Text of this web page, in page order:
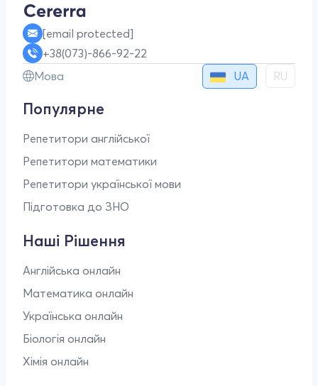
[email protected]
+38(073)-866-92-22
Мова
UA RU
Популярне
Репетитори англійської
Репетитори математики
Репетитори української мови
Підготовка до ЗНО
Наші Рішення
Англійська онлайн
Математика онлайн
Українська онлайн
Біологія онлайн
Хімія онлайн